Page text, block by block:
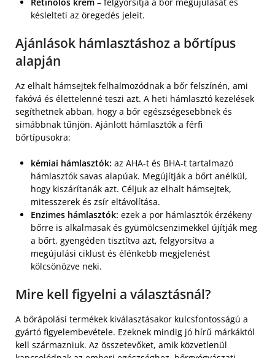
késlelteti az öregedés jeleit.
Ajánlások hámlasztáshoz a bőrtípus
alapján
Az elhalt hámsejtek felhalmozódnak a bőr felszínén, ami
fakóvá és élettelenné teszi azt. A heti hámlasztó kezelések
segíthetnek abban, hogy a bőr egészségesebbnek és
simábbnak tűnjön. Ajánlott hámlasztók a férfi
bőrtípusokra:
kémiai hámlasztók: az AHA-t és BHA-t tartalmazó
hámlasztók savas alapúak. Megújítják a bőrt anélkül,
hogy kiszárítanák azt. Céljuk az elhalt hámsejtek,
mitesszerek és zsír eltávolítása.
Enzimes hámlasztók: ezek a por hámlasztók érzékeny
bőrre is alkalmasak és gyümölcsenzimekkel újítják meg
a bőrt, gyengéden tisztítva azt, felgyorsítva a
megújulási ciklust és élénkebb megjelenést
kölcsönözve neki.
Mire kell figyelni a választásnál?
A bőrápolási termékek kiválasztásakor kulcsfontosságú a
gyártó figyelembevétele. Ezeknek mindig jó hírű márkáktól
kell származniuk. Az összetevőket, amik közvetlenül